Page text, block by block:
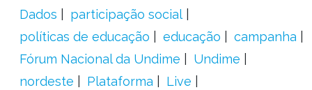
Dados
participação social
políticas de educação
educação
campanha
Fórum Nacional da Undime
Undime
nordeste
Plataforma
Live